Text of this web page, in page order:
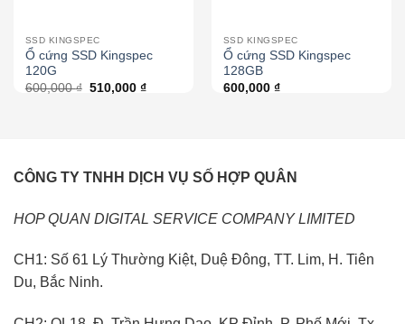
SSD KINGSPEC
Ổ cứng SSD Kingspec
120G
600,000₫ 510,000 ₫
SSD KINGSPEC
Ổ cứng SSD Kingspec
128GB
600,000 ₫
CÔNG TY TNHH DỊCH VỤ SỐ HỢP QUÂN
HOP QUAN DIGITAL SERVICE COMPANY LIMITED
CH1: Số 61 Lý Thường Kiệt, Duệ Đông, TT. Lim, H. Tiên
Du, Bắc Ninh.